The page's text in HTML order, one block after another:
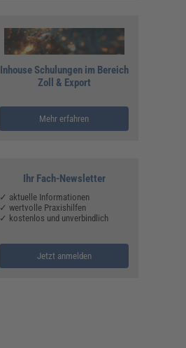
Inhouse Schulungen im Bereich
Zoll & Export
Mehr erfahren
Ihr Fach-Newsletter
✓ aktuelle Informationen
✓ wertvolle Praxishilfen
✓ kostenlos und unverbindlich
Jetzt anmelden